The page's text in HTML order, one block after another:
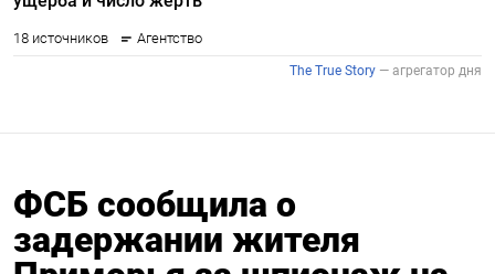
ФСБ сообщила о
задержании жителя